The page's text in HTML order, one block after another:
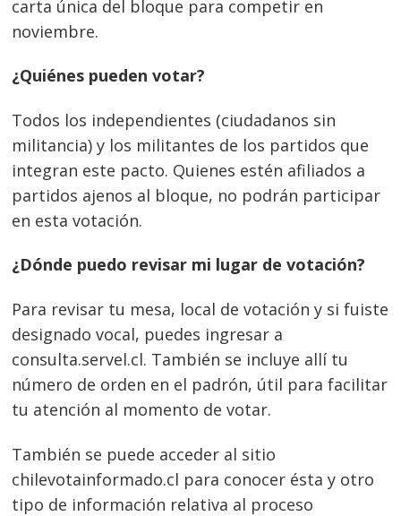
carta única del bloque para competir en
noviembre.
¿Quiénes pueden votar?
Todos los independientes (ciudadanos sin
militancia) y los militantes de los partidos que
integran este pacto. Quienes estén afiliados a
partidos ajenos al bloque, no podrán participar
en esta votación.
¿Dónde puedo revisar mi lugar de votación?
Para revisar tu mesa, local de votación y si fuiste
designado vocal, puedes ingresar a
consulta.servel.cl. También se incluye allí tu
número de orden en el padrón, útil para facilitar
tu atención al momento de votar.
También se puede acceder al sitio
chilevotainformado.cl para conocer ésta y otro
tipo de información relativa al proceso